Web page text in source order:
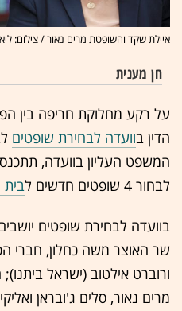
איילת שקד והשופטת מרים נאור / צילום:
חן מענית
על רקע מחלוקת חריפה בין
הדין בוועדה לבחירת שופטים
המשפט העליון בוועדה, תתכנס
לבחור 4 שופטים חדשים ל
בוועדה לבחירת שופטים
שר האוצר משה כחלון, חברי
ורוברט אילטוב (ישראל
מרים נאור, סלים ג'ובראן